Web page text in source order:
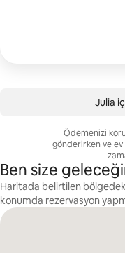
Julia
Ödemenizi
gönderirken ve
Ben size
Haritada belirtilen
konumda rezervasyon